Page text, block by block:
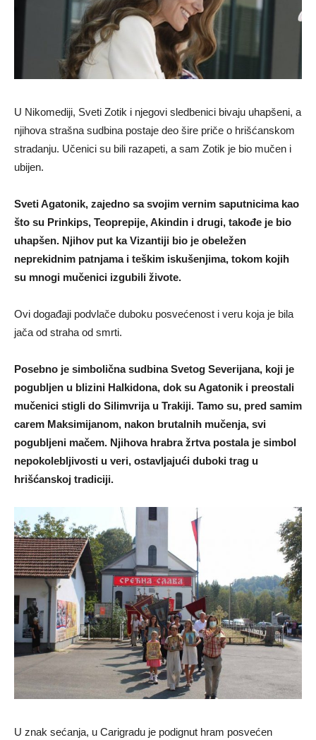
U Nikomediji, Sveti Zotik i njegovi sledbenici bivaju uhapšeni, a
njihova strašna sudbina postaje deo šire priče o hrišćanskom
stradanju. Učenici su bili razapeti, a sam Zotik je bio mučen i
ubijen.
Sveti Agatonik, zajedno sa svojim vernim saputnicima kao
što su Prinkips, Teoprepije, Akindin i drugi, takođe je bio
uhapšen. Njihov put ka Vizantiji bio je obeležen
neprekidnim patnjama i teškim iskušenjima, tokom kojih
su mnogi mučenici izgubili živote.
Ovi događaji podvlače duboku posvećenost i veru koja je bila
jača od straha od smrti.
Posebno je simbolična sudbina Svetog Severijana, koji je
pogubljen u blizini Halkidona, dok su Agatonik i preostali
mučenici stigli do Silimvrija u Trakiji. Tamo su, pred samim
carem Maksimijanom, nakon brutalnih mučenja, svi
pogubljeni mačem. Njihova hrabra žrtva postala je simbol
nepokolebljivosti u veri, ostavljajući duboki trag u
hrišćanskoj tradiciji.
U znak sećanja, u Carigradu je podignut hram posvećen